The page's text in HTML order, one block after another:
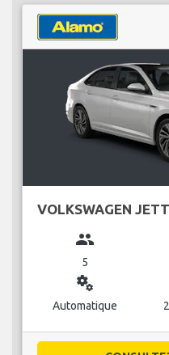
VOLKSWAGEN
group
5
miscellaneous_services
Automatique